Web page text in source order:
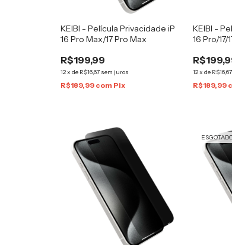
KEIBI - Película Privacidade iP
16 Pro Max/17 Pro Max
R$199,99
12xde R$16,67 sem juros
R$189,99 com Pix
KEIBI -
16 Pro/17/
12x de R$16,67
R$189,99